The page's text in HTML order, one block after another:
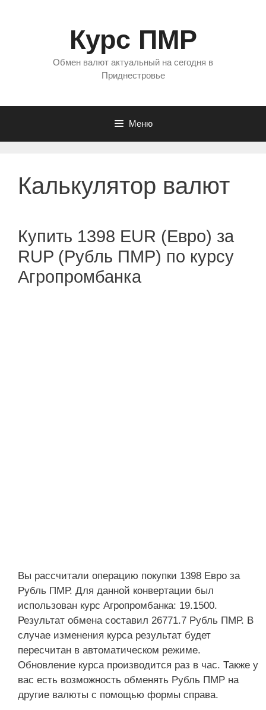
Курс ПМР
Обмен валют актуальный на сегодня в
Приднестровье
Меню
Калькулятор валют
Купить 1398 EUR (Евро) за
RUP (Рубль ПМР) по курсу
Агропромбанка
Вы рассчитали операцию покупки 1398 Евро за
Рубль ПМР. Для данной конвертации был
использован курс Агропромбанка: 19.1500.
Результат обмена составил 26771.7 Рубль ПМР. В
случае изменения курса результат будет
пересчитан в автоматическом режиме.
Обновление курса производится раз в час. Также у
вас есть возможность обменять Рубль ПМР на
другие валюты с помощью формы справа.